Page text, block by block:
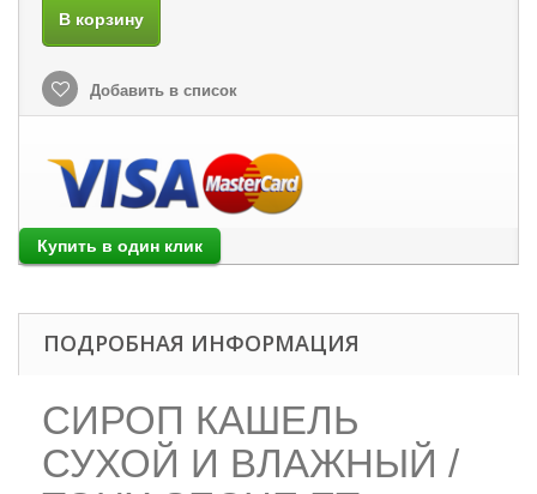
В корзину
Добавить в список
ПОДРОБНАЯ ИНФОРМАЦИЯ
СИРОП КАШЕЛЬ
СУХОЙ И ВЛАЖНЫЙ /